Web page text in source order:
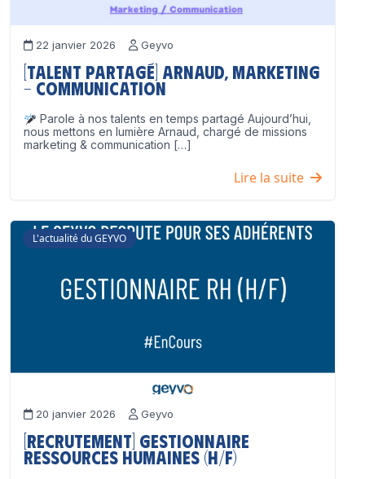
22 janvier 2026 Geyvo
[Talent partagé] Arnaud, Marketing
– Communication
Parole à nos talents en temps partagé Aujourd’hui,
nous mettons en lumière Arnaud, chargé de missions
marketing & communication […]
Lire la suite
L'actualité du GEYVO
20 janvier 2026 Geyvo
[Recrutement] Gestionnaire
Ressources Humaines (H/F)